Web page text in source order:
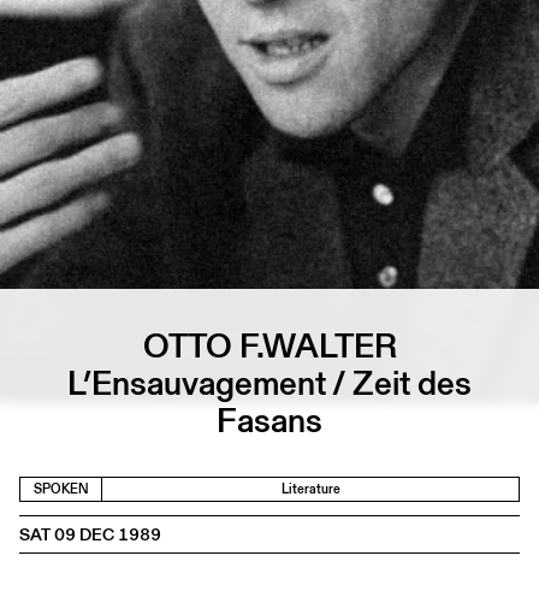
OTTO F.WALTER
L’Ensauvagement / Zeit des
Fasans
SPOKEN Literature
SAT 09 DEC 1989